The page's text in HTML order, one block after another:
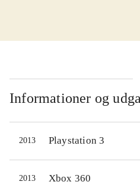
våben bekæmper de(t)
2D-bane som man kan
ind på. Kan spilles
kunstige intelligens eller
- on- eller offline. Tonen
humoristisk og det lyder
det kræver alligevel at
sig om, og når man
Informationer og
2013 Playstation 3
2013 Xbox 360